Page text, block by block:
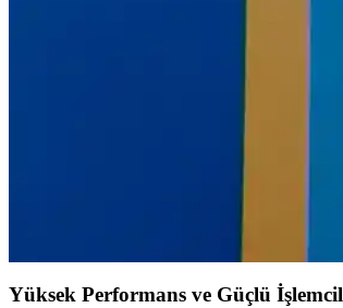
Samsung Galaxy A50 Özellikleri ve
Yüksek Performans ve Güçlü